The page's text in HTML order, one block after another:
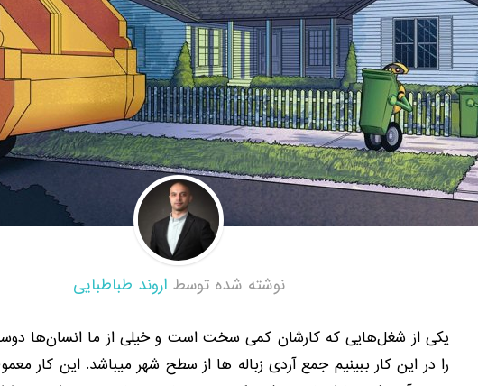
نوشته شده توسط اروند طباطبایی
یکی از شغل‌هایی که کارشان کمی سخت است و خیلی از ما انسان‌ها
را در این کار ببینیم جمع آردی زباله ها از سطح شهر میباشد.این کار